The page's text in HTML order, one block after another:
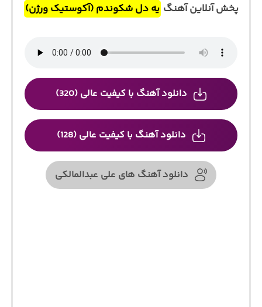
پخش آنلاین آهنگ یه دل شکوندم (آکوستیک ورژن)
دانلود آهنگ با کیفیت عالی (320)
دانلود آهنگ با کیفیت عالی (128)
دانلود آهنگ های علی عبدالمالکی